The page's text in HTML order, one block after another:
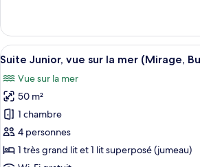
Bunk
beds)
Suite
Junior
(Mirage,
beds)
Afficher
toutes
les
photos
pour
ce
type
de
Une
7
Suite Junior, vue sur la mer (Mirage,
Vue sur la mer
50 m²
1 chambre
4 personnes
1 très grand lit et 1 lit superposé (jumeau)